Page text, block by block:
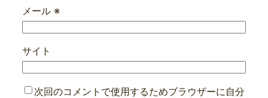
メール ※
サイト
次回のコメントで使用するためブラウザーに自分